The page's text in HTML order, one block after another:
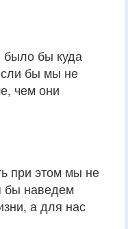
бы куда
бы мы не
чем они
при этом мы не
бы наведем
а для нас